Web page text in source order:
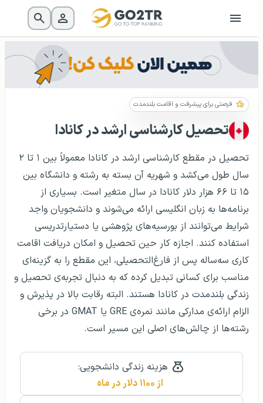
فرصتی برای پیشرفت و اقامت بلندمدت
تحصیل کارشناسی ارشد در کانادا
تحصیل در مقطع کارشناسی ارشد در کانادا معمولاً بین ۱ تا ۲
سال طول می‌کشد و شهریه آن بسته به رشته و دانشگاه بین
۱۵ تا ۶۶ هزار دلار کانادا در سال متغیر است. بسیاری از
برنامه‌ها به زبان انگلیسی ارائه می‌شوند و دانشجویان واجد
شرایط می‌توانند از بورسیه‌های پژوهشی یا دستیار‌تدریسی
استفاده کنند. اجازه کار حین تحصیل و امکان دریافت اقامت
کاری سه‌ساله پس از فارغ‌التحصیلی، این مقطع را به گزینه‌ای
مناسب برای کسانی تبدیل کرده که به دنبال تجربه‌ی تحصیل و
زندگی بلندمدت در کانادا هستند. البته رقابت بالا در پذیرش و
الزام ارائه‌ی مدارکی مانند نمره‌ی GRE یا GMAT در برخی
رشته‌ها از چالش‌های اصلی این مسیر است.
هزینه زندگی دانشجویی:
از ۱۱۰۰ دلار در ماه